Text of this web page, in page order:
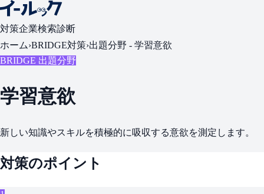
対策企業検索診断
ホーム›BRIDGE対策›出題分野 - 学習意欲
BRIDGE 出題分野
学習意欲
新しい知識やスキルを積極的に吸収する意欲を測定します。
対策のポイント